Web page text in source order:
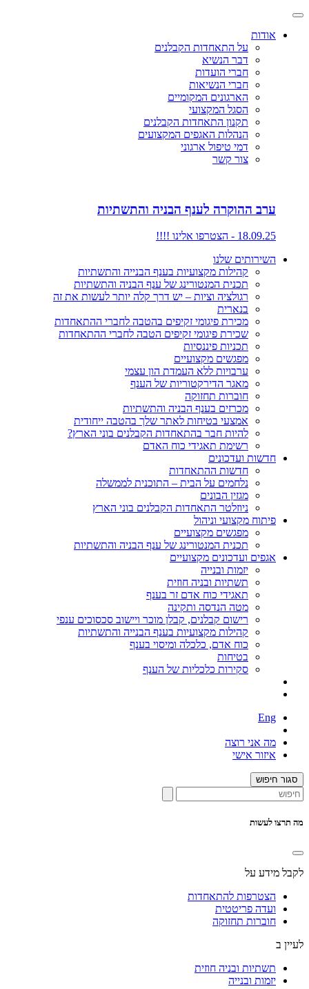
אודות
על התאחדות הקבלנים
דבר הנשיא
חברי הועדות
חברי הנשיאות
הארגונים המקומיים
הסגל המקצועי
תקנון התאחדות הקבלנים
הנהלות האגפים המקצועים
דמי טיפול ארגוני
צור קשר
ערב ההוקרה לענף הבניה והתשתיות
18.09.25 - הצטרפו אלינו !!!!
השירותים שלנו
קהילות מקצועיות בענף הבנייה והתשתיות
תכנית המנטורינג של ענף הבניה והתשתיות
רגולציה וציות – יש דרך קלה יותר לעשות את זה
בנארית
מכירת פיגומי זקיפים בהטבה לחברי ההתאחדות
שכירת פיגומי זקיפים הטבה לחברי ההתאחדות
תכניות פיננסיות
מפגשים מקצועיים
ערבויות ללא העמדת הון עצמי
מאגר הדירקטוריות של הענף
חוברות תחזוקה
מכרזים בענף הבניה והתשתיות
אמצעי בטיחות לאתר שלך בהטבה ייחודית
להיות חבר בהתאחדות הקבלנים בוני הארץ?
רשימת תאגידי כוח האדם
חדשות ועדכונים
חדשות ההתאחדות
נלחמים על הבית – התוכנית לממשלה
מגזין הבונים
ניוזלטר התאחדות הקבלנים בוני הארץ
פיתוח מקצועי וניהול
מפגשים מקצועיים
תכנית המנטורינג של ענף הבניה והתשתיות
אגפים ועדכונים מקצועיים
יזמות ובנייה
תשתיות ובניה חוזית
תאגידי כוח אדם זר בענף
מטה הנדסה ותקינה
רישום קבלנים, קבלן מוכר ויישוב סכסוכים ענפי
קהילות מקצועיות בענף הבנייה והתשתיות
כוח אדם, כלכלה ומיסוי בענף
בטיחות
סקירות כלכליות של הענף
Eng
מה אני רוצה
איזור אישי
סגור חיפוש
מה תרצו לעשות
לקבל מידע על
הצטרפות להתאחדות
ועדה פריטטית
חוברות תחזוקה
לעיין ב
תשתיות ובניה חוזית
יזמות ובנייה